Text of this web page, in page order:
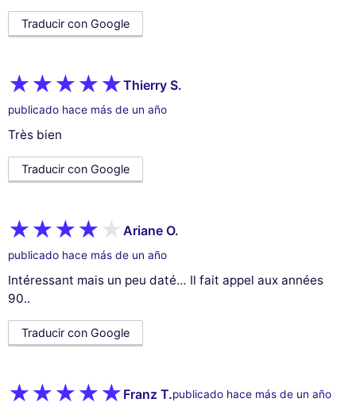
Traducir con Google
Thierry S.
publicado hace más de un año
Très bien
Traducir con Google
Ariane O.
publicado hace más de un año
Intéressant mais un peu daté… Il fait appel aux années
90..
Traducir con Google
Franz T.publicado hace más de un año